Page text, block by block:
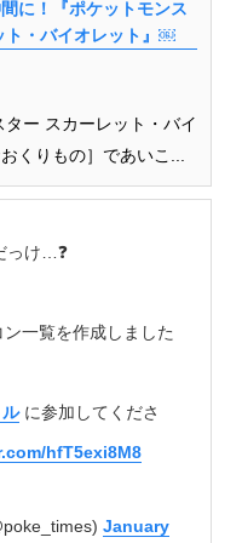
間に！『ポケットモンス
ト・バイオレット』￼
ー スカーレット・バイ
くりもの］であいこ...
っけ…❓
一覧を作成しました
に参加してくださ
hfT5exi8M8
January